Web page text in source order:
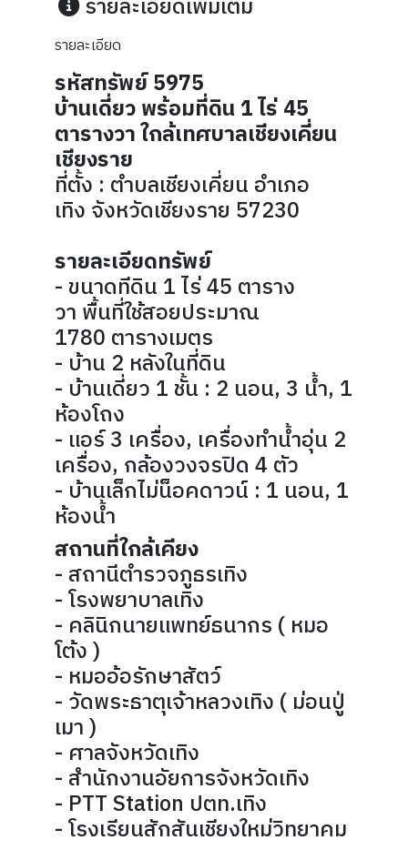
รายละเอียดเพิ่มเติม
รายละเอียด
รหัสทรัพย์ 5975
บ้านเดี่ยว พร้อมที่ดิน 1 ไร่ 45
ตารางวา ใกล้เทศบาลเชียงเคี่ยน
เชียงราย
ที่ตั้ง : ตำบลเชียงเคี่ยน อำเภอ
เทิง จังหวัดเชียงราย 57230
รายละเอียดทรัพย์
- ขนาดทีดิน 1 ไร่ 45 ตาราง
วา พื้นที่ใช้สอยประมาณ
1780 ตารางเมตร
- บ้าน 2 หลังในที่ดิน
- บ้านเดี่ยว 1 ชั้น : 2 นอน, 3 น้ำ, 1
ห้องโถง
- แอร์ 3 เครื่อง, เครื่องทำน้ำอุ่น 2
เครื่อง, กล้องวงจรปิด 4 ตัว
- บ้านเล็กไม่น็อคดาวน์ : 1 นอน, 1
ห้องน้ำ
สถานที่ใกล้เคียง
- สถานีตำรวจภูธรเทิง
- โรงพยาบาลเทิง
- คลินิกนายแพทย์ธนากร ( หมอ
โต้ง )
- หมออ้อรักษาสัตว์
- วัดพระธาตุเจ้าหลวงเทิง ( ม่อนปู่
เมา )
- ศาลจังหวัดเทิง
- สำนักงานอัยการจังหวัดเทิง
- PTT Station ปตท.เทิง
- โรงเรียนสักสันเชียงใหม่วิทยาคม